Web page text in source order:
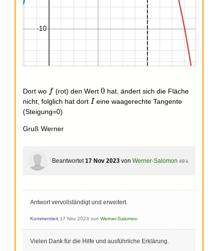
Dort wo ff(rot) den Wert 0
0 hat, ändert sich die Fläche
nicht, folglich hat dort I
I eine waagerechte Tangente
(Steigung=0)
Gruß Werner
Beantwortet 17 Nov 2023 von Werner-Salomon 49 k
Antwort vervollständigt und erweitert.
Kommentiert 17 Nov 2023 von Werner-Salomon
Vielen Dank für die Hilfe und ausführliche Erklärung.